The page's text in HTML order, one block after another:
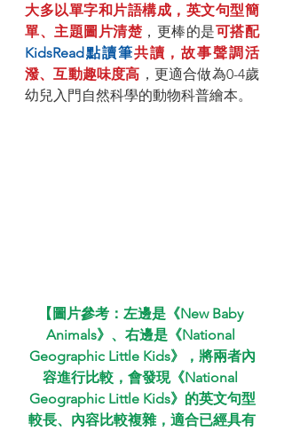
大多以單字和片語構成，英文句型簡
單、主題圖片清楚，更棒的是可搭配
KidsRead點讀筆共讀，故事聲調活
潑、互動趣味度高 ，更適合做為0-4歲
幼兒入門自然科學的動物科普繪本。
【圖片參考：左邊是《New Baby
Animals》、右邊是《National
Geographic Little Kids》，將兩者內
容進行比較，會發現《National
Geographic Little Kids》的英文句型
較長、內容比較複雜，適合已經具有